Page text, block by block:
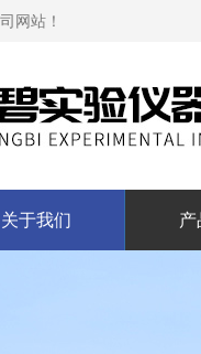
网站！
关于我们 产